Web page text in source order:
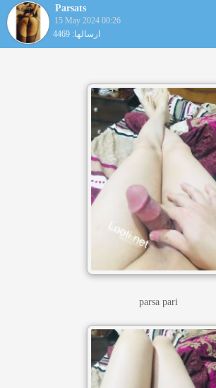
Parsats
15 May 2024 00:26
ارسالها: 4469
parsa pari